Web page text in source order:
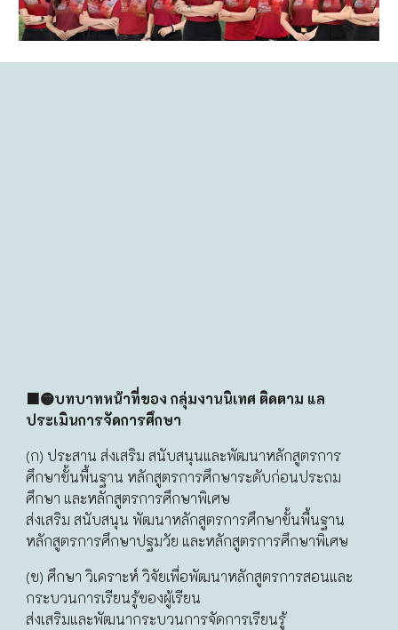
🟧🟡บทบาทหน้าที่ของ กลุ่มงานนิเทศ ติดตาม แล
ประเมินการจัดการศึกษา
(ก) ประสาน ส่งเสริม สนับสนุนและพัฒนาหลักสูตรการ
ศึกษาขั้นพื้นฐาน หลักสูตรการศึกษาระดับก่อนประถม
ศึกษา และหลักสูตรการศึกษาพิเศษ
ส่งเสริม สนับสนุน พัฒนาหลักสูตรการศึกษาขั้นพื้นฐาน
หลักสูตรการศึกษาปฐมวัย และหลักสูตรการศึกษาพิเศษ
(ข) ศึกษา วิเคราะห์ วิจัยเพื่อพัฒนาหลักสูตรการสอนและ
กระบวนการเรียนรู้ของผู้เรียน
ส่งเสริมและพัฒนากระบวนการจัดการเรียนรู้